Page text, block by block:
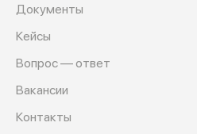
Документы
Кейсы
Вопрос — ответ
Вакансии
Контакты